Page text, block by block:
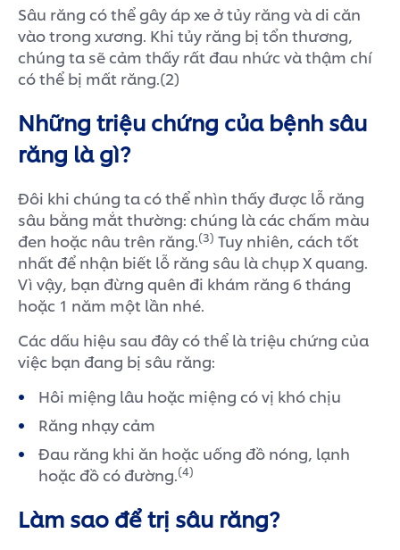
Sâu răng có thể gây áp xe ở tủy răng và di căn
vào trong xương. Khi tủy răng bị tổn thương,
chúng ta sẽ cảm thấy rất đau nhức và thậm chí
có thể bị mất răng.(2)
Những triệu chứng của bệnh sâu
răng là gì?
Đôi khi chúng ta có thể nhìn thấy được lỗ răng
sâu bằng mắt thường: chúng là các chấm màu
đen hoặc nâu trên răng.(3) Tuy nhiên, cách tốt
nhất để nhận biết lỗ răng sâu là chụp X quang.
Vì vậy, bạn đừng quên đi khám răng 6 tháng
hoặc 1 năm một lần nhé.
Các dấu hiệu sau đây có thể là triệu chứng của
việc bạn đang bị sâu răng:
Hôi miệng lâu hoặc miệng có vị khó chịu
Răng nhạy cảm
Đau răng khi ăn hoặc uống đồ nóng, lạnh
hoặc đồ có đường.(4)
Làm sao để trị sâu răng?